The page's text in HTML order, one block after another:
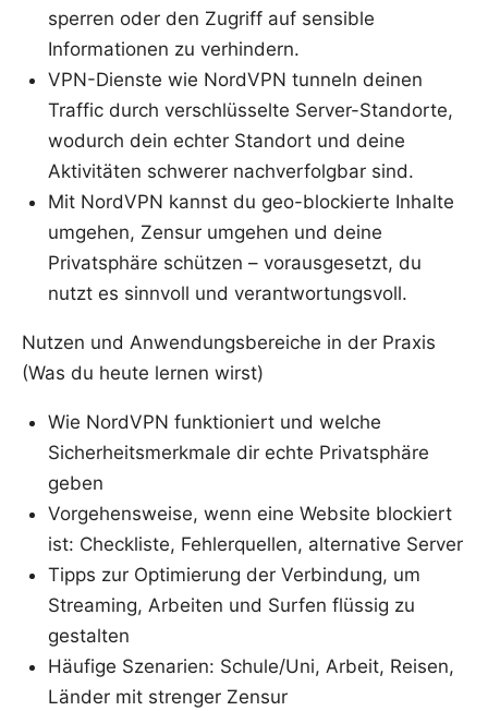
sperren oder den Zugriff auf sensible
Informationen zu verhindern.
VPN-Dienste wie NordVPN tunneln deinen
Traffic durch verschlüsselte Server-Standorte,
wodurch dein echter Standort und deine
Aktivitäten schwerer nachverfolgbar sind.
Mit NordVPN kannst du geo-blockierte Inhalte
umgehen, Zensur umgehen und deine
Privatsphäre schützen – vorausgesetzt, du
nutzt es sinnvoll und verantwortungsvoll.
Nutzen und Anwendungsbereiche in der Praxis
(Was du heute lernen wirst)
Wie NordVPN funktioniert und welche
Sicherheitsmerkmale dir echte Privatsphäre
geben
Vorgehensweise, wenn eine Website blockiert
ist: Checkliste, Fehlerquellen, alternative Server
Tipps zur Optimierung der Verbindung, um
Streaming, Arbeiten und Surfen flüssig zu
gestalten
Häufige Szenarien: Schule/Uni, Arbeit, Reisen,
Länder mit strenger Zensur